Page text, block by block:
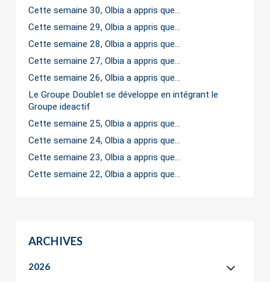
Cette semaine 30, Olbia a appris que…
Cette semaine 29, Olbia a appris que…
Cette semaine 28, Olbia a appris que…
Cette semaine 27, Olbia a appris que…
Cette semaine 26, Olbia a appris que…
Le Groupe Doublet se développe en intégrant le
Groupe ideactif
Cette semaine 25, Olbia a appris que…
Cette semaine 24, Olbia a appris que…
Cette semaine 23, Olbia a appris que…
Cette semaine 22, Olbia a appris que…
ARCHIVES
2026